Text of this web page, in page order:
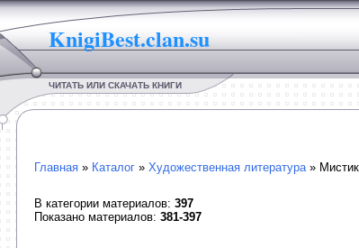
KnigiBest.clan.su
ЧИТАТЬ ИЛИ СКАЧАТЬ КНИГИ
Главная » Каталог » Художественная литература»
В категории материалов: 397
Показано материалов: 381-397